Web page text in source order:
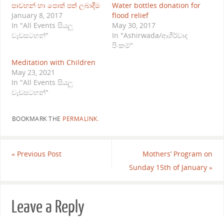
පාවහන් හා පොත් පත් ලබාදීම
January 8, 2017
In "All Events සියලු
වැඩසටහන්"
Water bottles donation for
flood relief
May 30, 2017
In "Ashirwada/ආශීර්වාද
පිංකම්"
Meditation with Children
May 23, 2021
In "All Events සියලු
වැඩසටහන්"
BOOKMARK THE PERMALINK.
«Previous Post
Mothers’ Program on
Sunday 15th of January»
Leave a Reply